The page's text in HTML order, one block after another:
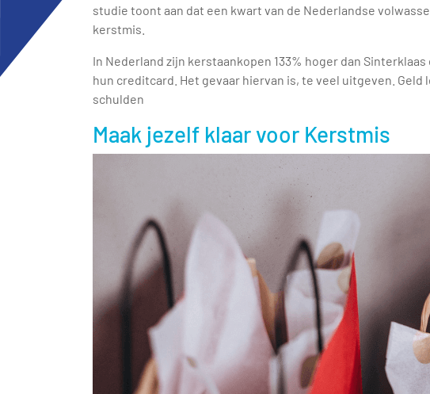
studie toont aan dat een kwart van de Nederlandse
kerstmis.
In Nederland zijn kerstaankopen 133% hoger dan
hun creditcard. Het gevaar hiervan is, te veel uitgeven.
schulden
Maak jezelf klaar voor Kerstmis